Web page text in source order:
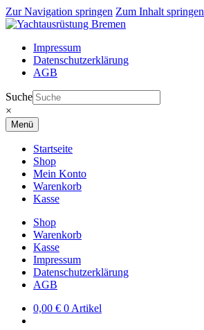
Zur Navigation springen Zum Inhalt springen
Impressum
Datenschutzerklärung
AGB
Suche
×
Menü
Startseite
Shop
Mein Konto
Warenkorb
Kasse
Shop
Warenkorb
Kasse
Impressum
Datenschutzerklärung
AGB
0,00 € 0 Artikel